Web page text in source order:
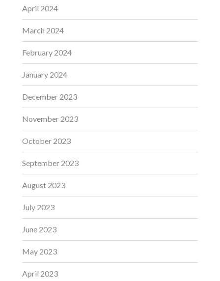
April 2024
March 2024
February 2024
January 2024
December 2023
November 2023
October 2023
September 2023
August 2023
July 2023
June 2023
May 2023
April 2023